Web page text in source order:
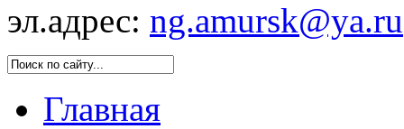
эл.адрес: ng.amursk@ya.ru
Главная